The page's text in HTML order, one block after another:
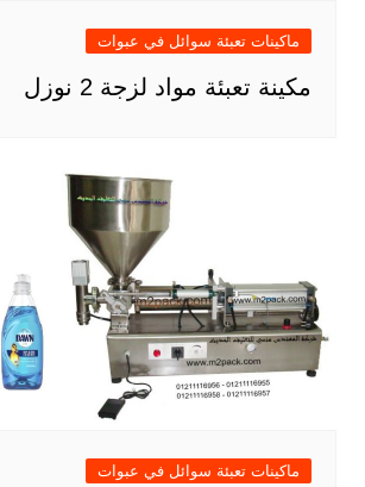
ماكينات تعبئة سوائل في عبوات
مكينة تعبئة مواد لزجة 2 نوزل
ماكينات تعبئة سوائل في عبوات